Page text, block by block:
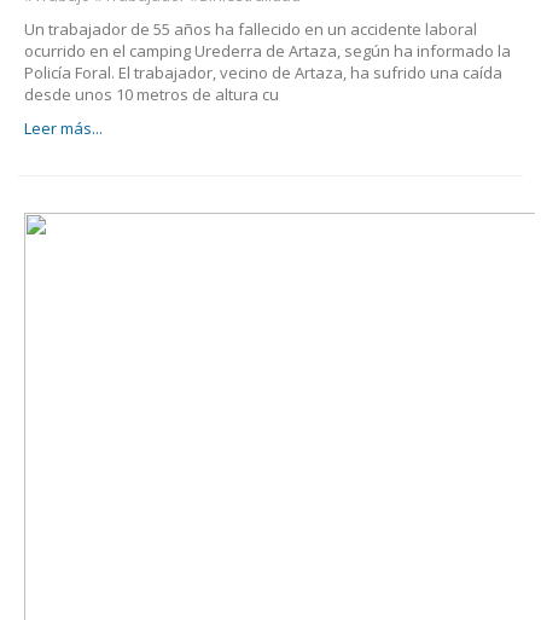
Un trabajador de 55 años ha fallecido en un accidente laboral
ocurrido en el camping Urederra de Artaza, según ha informado la
Policía Foral. El trabajador, vecino de Artaza, ha sufrido una caída
desde unos 10 metros de altura cu
Leer más...